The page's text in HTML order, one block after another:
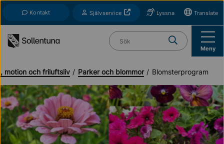
Kontakt SjälvserviceÖppnas i nytt fönsterLyssna Translate
Vad söker du?
Meny
motion och friluftsliv Parker och blommor Blomsterprogram